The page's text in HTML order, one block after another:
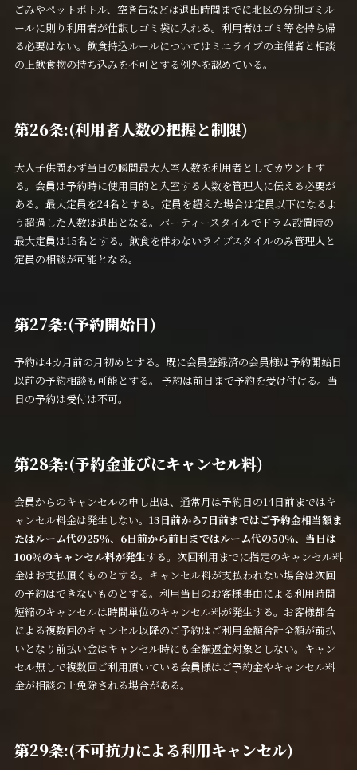
ごみやペットボトル、空き缶などは退出時間までに北区の分別ゴミル
ールに則り利用者が仕訳しゴミ袋に入れる。利用者はゴミ等を持ち帰
る必要はない。飲食持込ルールについてはミニライブの主催者と相談
の上飲食物の持ち込みを不可とする例外を認めている。
第26条:(利用者人数の把握と制限)
大人子供問わず当日の瞬間最大入室人数を利用者としてカウントす
る。会員は予約時に使用目的と入室する人数を管理人に伝える必要が
ある。最大定員を24名とする。定員を超えた場合は定員以下になるよ
う超過した人数は退出となる。パーティースタイルでドラム設置時の
最大定員は15名とする。飲食を伴わないライブスタイルのみ管理人と
定員の相談が可能となる。
第27条:(予約開始日)
予約は4カ月前の月初めとする。既に会員登録済の会員様は予約開始日
以前の予約相談も可能とする。 予約は前日まで予約を受け付ける。当
日の予約は受付は不可。
第28条:(予約金並びにキャンセル料)
会員からのキャンセルの申し出は、通常月は予約日の14日前まではキ
ャンセル料金は発生しない。 13日前から7日前まではご予約金相当額ま
たはルーム代の25％、6日前から前日まではルーム代の50％、当日は
100％のキャンセル料が発生する。次回利用までに指定のキャンセル料
金はお支払頂くものとする。キャンセル料が支払われない場合は次回
の予約はできないものとする。利用当日のお客様事由による利用時間
短縮のキャンセルは時間単位のキャンセル料が発生する。お客様都合
による複数回のキャンセル以降のご予約はご利用金額合計全額が前払
いとなり前払い金はキャンセル時にも全額返金対象としない。キャン
セル無しで複数回ご利用頂いている会員様はご予約金やキャンセル料
金が相談の上免除される場合がある。
第29条:(不可抗力による利用キャンセル)